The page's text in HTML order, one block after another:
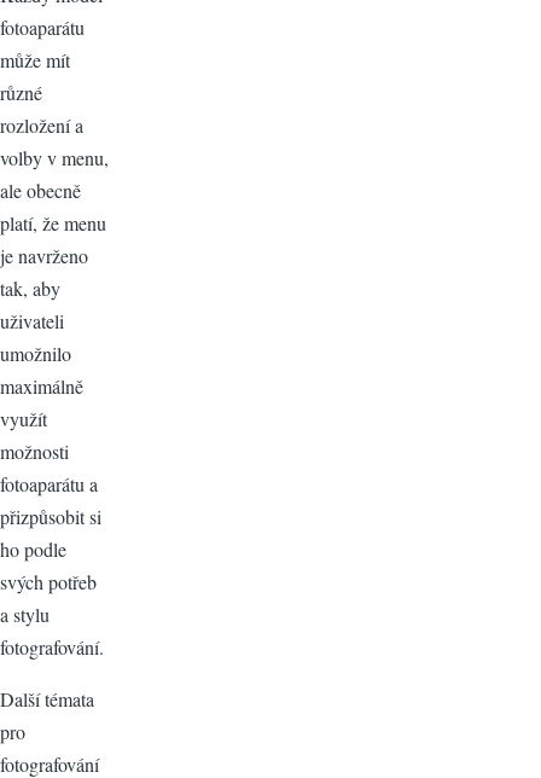
fotoaparátu
může mít
různé
rozložení a
volby v menu,
ale obecně
platí, že menu
je navrženo
tak, aby
uživateli
umožnilo
maximálně
využít
možnosti
fotoaparátu a
přizpůsobit si
ho podle
svých potřeb
a stylu
fotografování.
Další témata
pro
fotografování